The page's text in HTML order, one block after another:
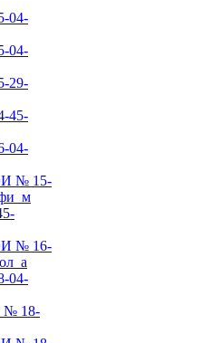
04-
04-
29-
45-
04-
№ 15-
№ 16-
04-
№ 18-